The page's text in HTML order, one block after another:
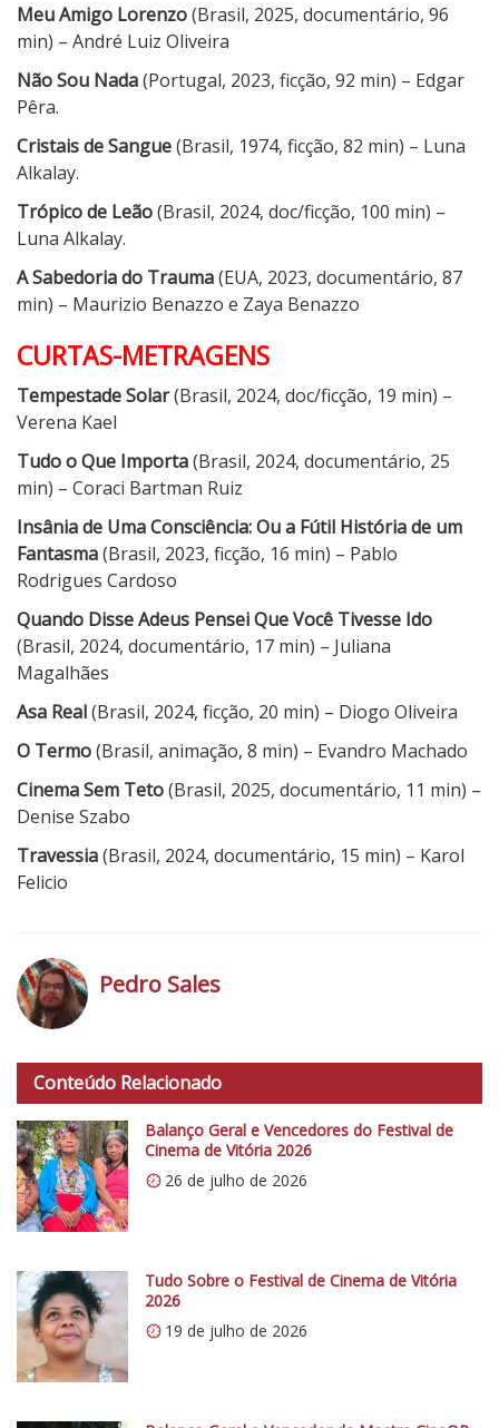
Meu Amigo Lorenzo(Brasil, 2025, documentário, 96
min) – André Luiz Oliveira
Não Sou Nada(Portugal, 2023, ficção, 92 min) – Edgar
Pêra.
Cristais de Sangue(Brasil, 1974, ficção, 82 min) – Luna
Alkalay.
Trópico de Leão(Brasil, 2024, doc/ficção, 100 min) –
Luna Alkalay.
A Sabedoria do Trauma(EUA, 2023, documentário, 87
min) – Maurizio Benazzo e Zaya Benazzo
CURTAS-METRAGENS
Tempestade Solar(Brasil, 2024, doc/ficção, 19 min) –
Verena Kael
Tudo o Que Importa(Brasil, 2024, documentário, 25
min) – Coraci Bartman Ruiz
Insânia de Uma Consciência: Ou a Fútil História de um
Fantasma(Brasil, 2023, ficção, 16 min) – Pablo
Rodrigues Cardoso
Quando Disse Adeus Pensei Que Você Tivesse Ido
(Brasil, 2024, documentário, 17 min) – Juliana
Magalhães
Asa Real(Brasil, 2024, ficção, 20 min) – Diogo Oliveira
O Termo(Brasil, animação, 8 min) – Evandro Machado
Cinema Sem Teto(Brasil, 2025, documentário, 11 min) –
Denise Szabo
Travessia(Brasil, 2024, documentário, 15 min) – Karol
Felicio
t
p
s
:
/
/
0
.
w
.
c
Pedro Sales
Conteúdo Relacionado
Balanço Geral e Vencedores do Festival de
Cinema de Vitória 2026
26 de julho de 2026
Tudo Sobre o Festival de Cinema de Vitória
2026
19 de julho de 2026